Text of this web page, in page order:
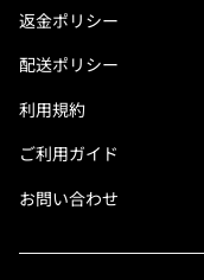
返金ポリシー
配送ポリシー
利用規約
ご利用ガイド
お問い合わせ